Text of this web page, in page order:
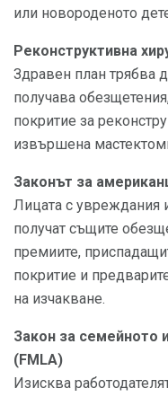
или новороденото
Реконструктивна
Здравен план трябва
получава
покритие за
извършена
Законът за
Лицата с увреждания
получат същите
премиите,
покритие и
на изчакване.
Закон за семейното
(FMLA)
Изисква